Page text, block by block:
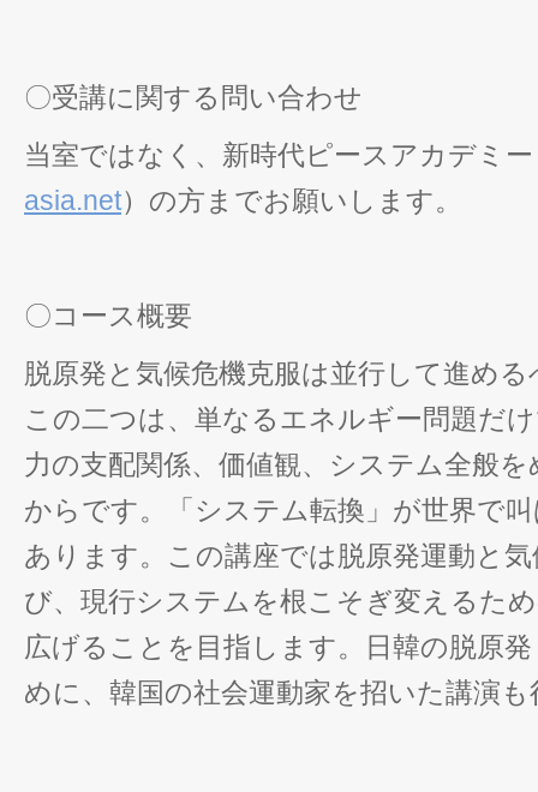
〇受講に関する問い合わせ
当室ではなく、新時代ピースアカデミ
asia.net）の方までお願いします。
〇コース概要
脱原発と気候危機克服は並行して進め
この二つは、単なるエネルギー問題だ
力の支配関係、価値観、システム全般
からです。「システム転換」が世界で
あります。この講座では脱原発運動と
び、現行システムを根こそぎ変えるた
広げることを目指します。日韓の脱原
めに、韓国の社会運動家を招いた講演